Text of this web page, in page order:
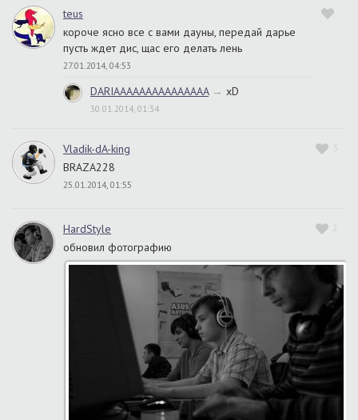
teus
короче ясно все с вами дауны, передай дарье
пусть ждет дис, щас его делать лень
27.01.2014, 04:53
DARIAAAAAAAAAAAAAAA → xD
30.01.2014, 01:34
3
Vladik-dA-king
BRAZA228
25.01.2014, 01:55
2
HardStyle
обновил фотографию